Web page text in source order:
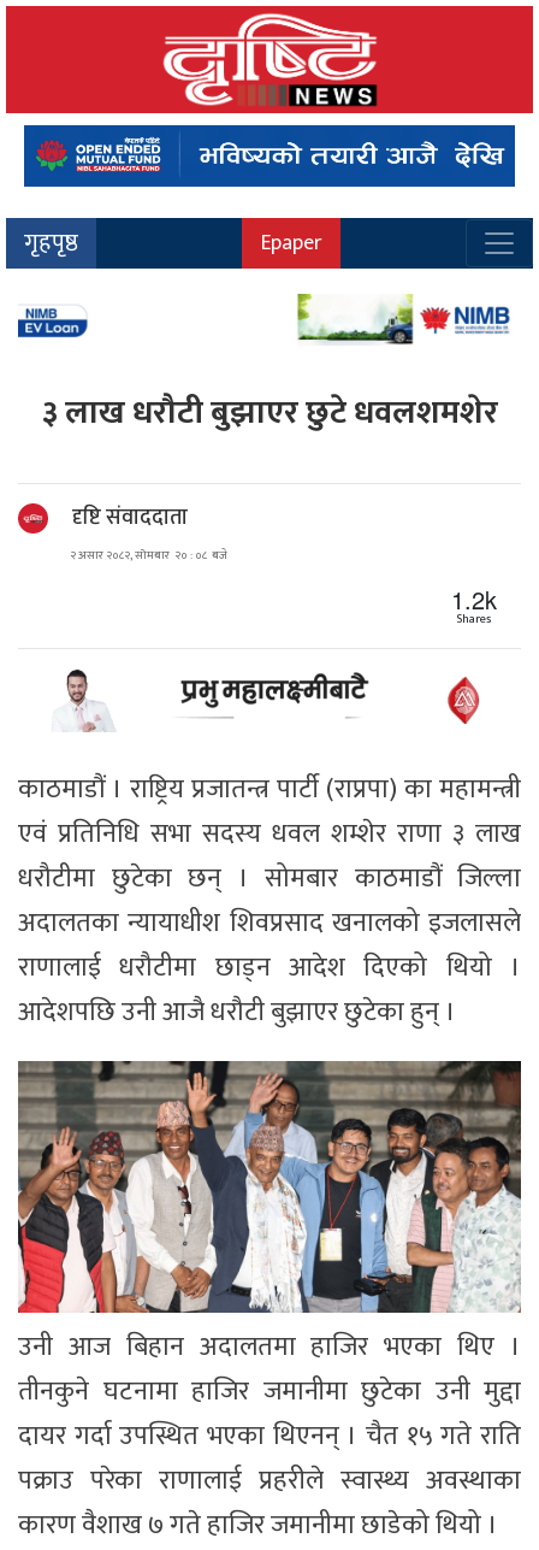
गृहपृष्ठ Epaper
३ लाख धरौटी बुझाएर छुटे धवलशमशेर
दृष्टि संवाददाता
२ असार २०८२, सोमबार २० : ०८ बजे
1.2k
Shares
काठमाडौं । राष्ट्रिय प्रजातन्त्र पार्टी (राप्रपा) का महामन्त्री
एवं प्रतिनिधि सभा सदस्य धवल शम्शेर राणा ३ लाख
धरौटीमा छुटेका छन् । सोमबार काठमाडौं जिल्ला
अदालतका न्यायाधीश शिवप्रसाद खनालको इजलासले
राणालाई धरौटीमा छाड्न आदेश दिएको थियो ।
आदेशपछि उनी आजै धरौटी बुझाएर छुटेका हुन् ।
उनी आज बिहान अदालतमा हाजिर भएका थिए ।
तीनकुने घटनामा हाजिर जमानीमा छुटेका उनी मुद्दा
दायर गर्दा उपस्थित भएका थिएनन् । चैत १५ गते राति
पक्राउ परेका राणालाई प्रहरीले स्वास्थ्य अवस्थाका
कारण वैशाख ७ गते हाजिर जमानीमा छाडेको थियो ।